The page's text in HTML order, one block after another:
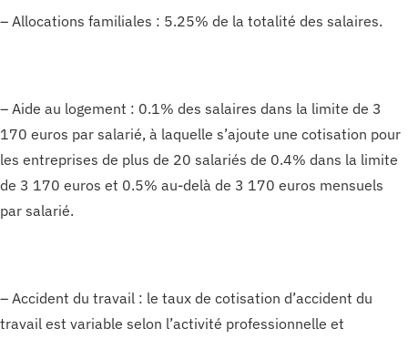
– Allocations familiales : 5.25% de la totalité des salaires.
– Aide au logement : 0.1% des salaires dans la limite de 3
170 euros par salarié, à laquelle s’ajoute une cotisation pour
les entreprises de plus de 20 salariés de 0.4% dans la limite
de 3 170 euros et 0.5% au-delà de 3 170 euros mensuels
par salarié.
– Accident du travail : le taux de cotisation d’accident du
travail est variable selon l’activité professionnelle et